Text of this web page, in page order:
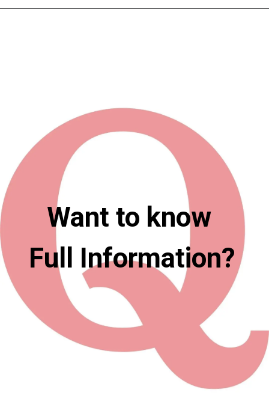
Want to know
Full Information?